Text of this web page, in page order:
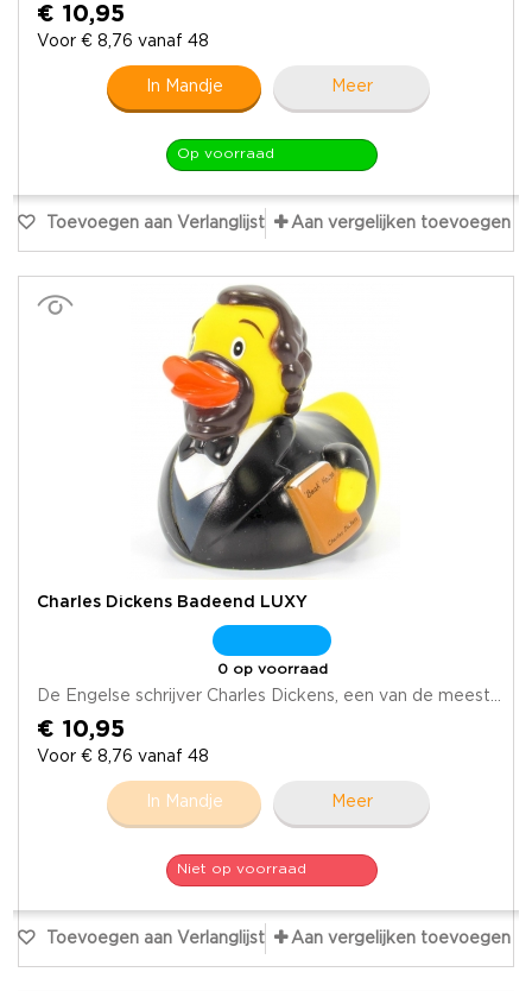
€ 10,95
Voor € 8,76 vanaf 48
In Mandje Meer
Op voorraad
Toevoegen aan Verlanglijst Aan vergelijken toevoegen
Charles Dickens Badeend LUXY
0 op voorraad
De Engelse schrijver Charles Dickens, een van de meest...
€ 10,95
Voor € 8,76 vanaf 48
In Mandje Meer
Niet op voorraad
Toevoegen aan Verlanglijst Aan vergelijken toevoegen